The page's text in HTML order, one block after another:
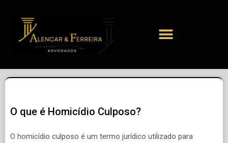
O que é Homicídio Culposo?
O homicídio culposo é um termo jurídico utilizado para